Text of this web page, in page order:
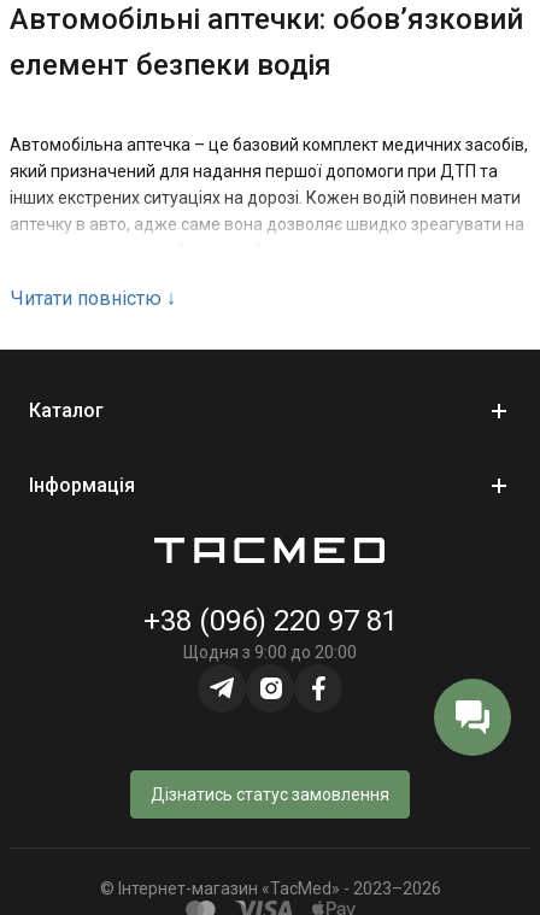
Автомобільні аптечки: обов’язковий
елемент безпеки водія
Автомобільна аптечка – це базовий комплект медичних засобів,
який призначений для надання першої допомоги при ДТП та
інших екстрених ситуаціях на дорозі. Кожен водій повинен мати
аптечку в авто, адже саме вона дозволяє швидко зреагувати на
та реальний інструмент безпеки. У каталозі TacMed
першої допомоги. Ви можете замовити їх за доступною ціною зі
дорожнього руху України. Вона входить до переліку необхідного
оснащення транспортного засобу разом із вогнегасником і
знаком аварійної зупинки. Відсутність аптечки може стати
причиною штрафу, однак це лише формальний аспект. Значно
важливіше те, що без неї водій і пасажири залишаються без
надзвичайної ситуації.
Наявність аптечки в автомобілі – це питання практичної
гальмування, незначні травми або інші інциденти можуть
трапитися будь-коли, і саме ті, хто знаходиться поруч, першими
Читати повністю ↓
Каталог
Інформація
+38 (096) 220 97 81
Щодня з 9:00 до 20:00
Дізнатись статус замовлення
© Інтернет-магазин «TacMed» - 2023–2026